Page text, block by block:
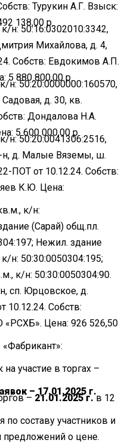
Турукин А.Г. Взыск:
138,00 р.
н: 50:16:0302010:3342,
Михайлова, д. 4,
Собств: Евдокимов А.П.
5 880 800,00 р.
н: 50:20:0000000:160570,
д. 30, кв.
Дондалова Н.А.
5 600 000,00 р.
н: 50:20:0041306:2516,
н, д. Малые Вяземы, ш.
ПОТ от 10.12.24. Собств:
К.Ю. Цена:
к/н:
(Сарай) общ.пл.
Нежил. здание
н: 50:30:0050304:195;
к/н: 50:30:0050304:90.
сп. Юрцовское, д.
10.12.24. Собств:
Цена: 926 526,50
участие в торгах –
– 17.01.2025 г.
– 21.01.2025 г.в 12
составу участников и
предложений о цене.